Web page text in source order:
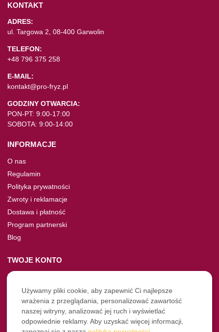
KONTAKT
ADRES:
ul. Targowa 2, 08-400 Garwolin
TELEFON:
+48 796 375 258
E-MAIL:
kontakt@pro-fryz.pl
GODZINY OTWARCIA:
PON-PT: 9:00-17:00
SOBOTA: 9:00-14:00
INFORMACJE
O nas
Regulamin
Polityka prywatności
Zwroty i reklamacje
Dostawa i płatność
Program partnerski
Blog
TWOJE KONTO
Moje konto
Nie pamiętasz hasła?
Twoje zamówienia
NASZE SOCIALE
Używamy pliki cookie, aby zapewnić Ci najlepsze
wrażenia z przeglądania, personalizować zawartość
naszej witryny, analizować jej ruch i wyświetlać
odpowiednie reklamy. Aby uzyskać więcej informacji,